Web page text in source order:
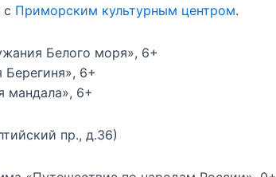
с Приморским культурным центром.
Белого моря», 6+
Берегиня», 6+
мандала», 6+
пр., д.36)